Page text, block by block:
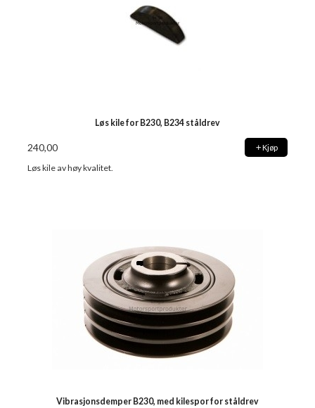
Løs kile for B230, B234 ståldrev
240,00 Kjøp
Løs kile av høy kvalitet.
Vibrasjonsdemper B230, med kilespor for ståldrev